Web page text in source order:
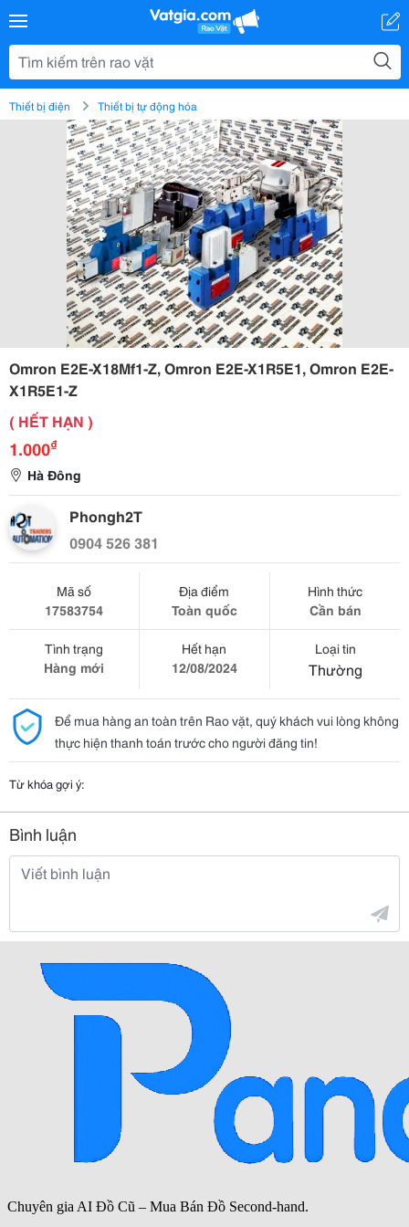
Thiết bị điện Thiết bị tự động hóa
Omron E2E-X18Mf1-Z, Omron E2E-X1R5E1, Omron E2E-
X1R5E1-Z
( HẾT HẠN )
1.000₫
Hà Đông
Phongh2T
0904 526 381
Mã số
17583754
Địa điểm
Toàn quốc
Hình thức
Cần bán
Tình trạng
Hàng mới
Hết hạn
12/08/2024
Loại tin
Thường
Để mua hàng an toàn trên Rao vặt, quý khách vui lòng không
thực hiện thanh toán trước cho người đăng tin!
Từ khóa gợi ý:
Bình luận